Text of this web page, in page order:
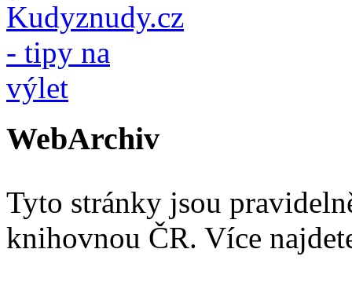
WebArchiv
Tyto stránky jsou
knihovnou ČR. Více